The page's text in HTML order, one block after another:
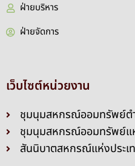
ฝ่ายบริหาร
ฝ่ายจัดการ
เว็บไซต์หน่วยงาน
ชุมนุมสหกรณ์ออมทรัพย์ต
ชุมนุมสหกรณ์ออมทรัพย์แ
สันนิบาตสหกรณ์แห่งประเ